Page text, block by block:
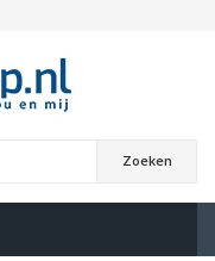
Zoeken